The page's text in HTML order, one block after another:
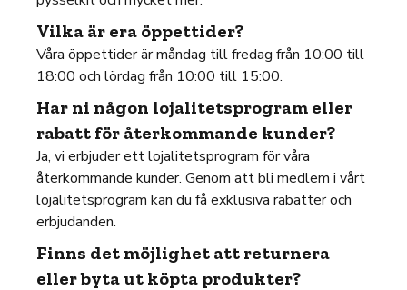
Vilka är era öppettider?
Våra öppettider är måndag till fredag från 10:00 till
18:00 och lördag från 10:00 till 15:00.
Har ni någon lojalitetsprogram eller
rabatt för återkommande kunder?
Ja, vi erbjuder ett lojalitetsprogram för våra
återkommande kunder. Genom att bli medlem i vårt
lojalitetsprogram kan du få exklusiva rabatter och
erbjudanden.
Finns det möjlighet att returnera
eller byta ut köpta produkter?